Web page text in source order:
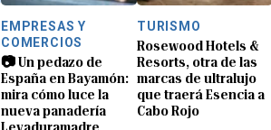
EMPRESAS Y
COMERCIOS
📷 Un pedazo de
España en Bayamón:
mira cómo luce la
nueva panadería
TURISMO
Rosewood Hotels &
Resorts, otra de las
marcas de ultralujo
que traerá Esencia a
Cabo Rojo